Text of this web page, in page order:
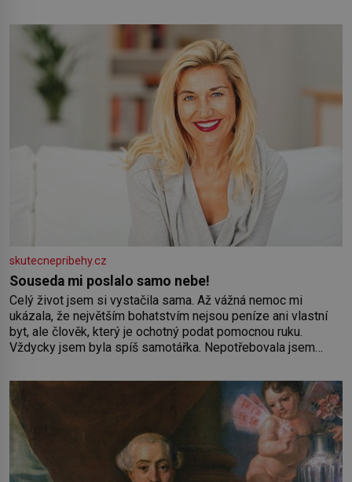
Syn brněnského řezníka chce být knězem a
skutecnepribehy.cz
Souseda mi poslalo samo nebe!
Celý život jsem si vystačila sama. Až vážná nemoc mi
ukázala, že největším bohatstvím nejsou peníze ani vlastní
byt, ale člověk, který je ochotný podat pomocnou ruku.
Vždycky jsem byla spíš samotářka. Nepotřebovala jsem
práce a hlavně klid. Hned po studiích jsem odešla z rodného